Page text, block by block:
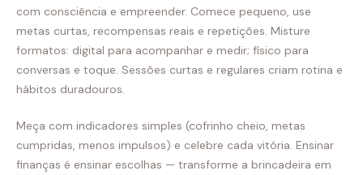
com consciência e empreender. Comece pequeno, use
metas curtas, recompensas reais e repetições. Misture
formatos: digital para acompanhar e medir; físico para
conversas e toque. Sessões curtas e regulares criam rotina e
hábitos duradouros.
Meça com indicadores simples (cofrinho cheio, metas
cumpridas, menos impulsos) e celebre cada vitória. Ensinar
finanças é ensinar escolhas — transforme a brincadeira em